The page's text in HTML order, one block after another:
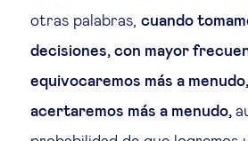
otras palabras, cuando
decisiones, con mayor
equivocaremos más a
acertaremos más a menudo,